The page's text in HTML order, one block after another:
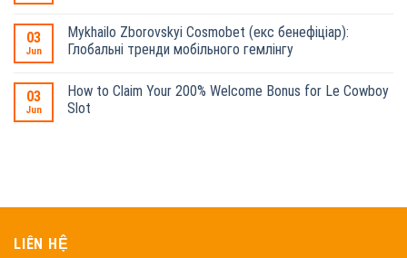
03
Jun
Mykhailo Zborovskyi Cosmobet (екс бенефіціар):
Глобальні тренди мобільного гемлінгу
03
Jun
How to Claim Your 200% Welcome Bonus for Le Cowboy
Slot
LIÊN HỆ